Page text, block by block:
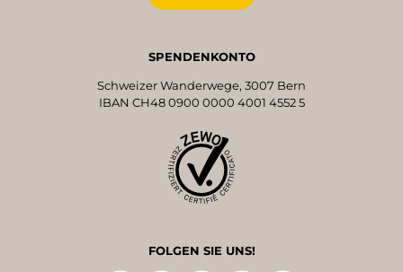
SPENDENKONTO
Schweizer Wanderwege, 3007 Bern
IBAN CH48 0900 0000 4001 4552 5
FOLGEN SIE UNS!